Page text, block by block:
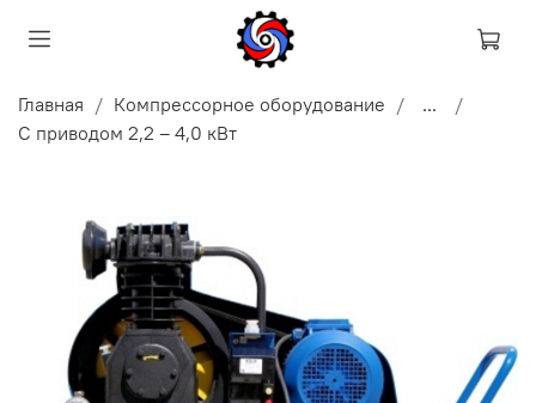
Главная Компрессорное оборудование
...
С приводом 2,2 – 4,0 кВт